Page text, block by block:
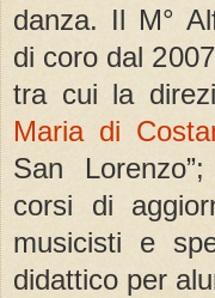
danza. Il M°
di coro dal
tra cui la
Maria di
San
corsi di
musicisti e
didattico per